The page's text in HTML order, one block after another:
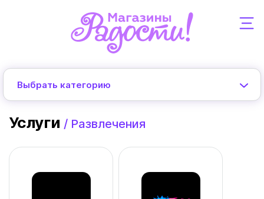
Выбрать категорию
Услуги / Развлечения